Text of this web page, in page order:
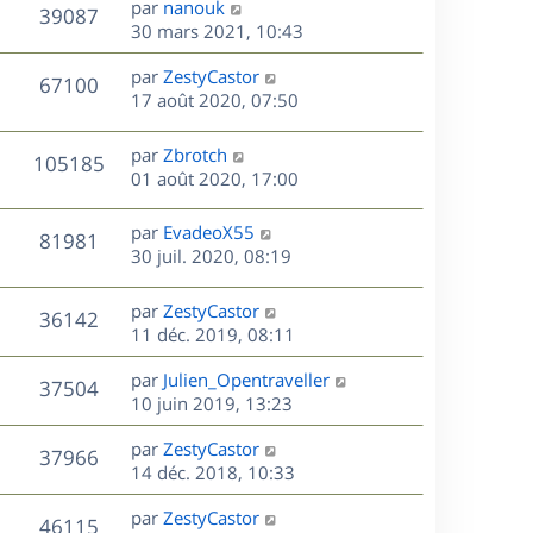
e
s
a
e
m
e
s
a
g
e
i
e
r
m
s
a
g
e
39087V
u
D
e
r
n
i
r
m
s
a
g
e
par nanouk
30 mars 2021, 10:43
67100V
u
e
s
D
e
i
e
r
m
e
s
s
a
g
e
par ZestyCastor
17 août 2020, 07:50
105185V
u
s
D
e
n
i
r
m
e
s
a
e
par Zbrotch
01 août 2020, 17:00
81981
u
e
D
e
n
i
e
r
m
e
s
s
a
g
par EvadeoX55
30 juil. 2020, 08:19
36142V
u
D
e
r
n
i
e
r
m
e
s
par ZestyCastor
11 déc. 2019, 08:11
37504V
u
e
D
e
r
n
i
e
r
par Julien_Opentraveller
10 juin 2019, 13:23
37966V
u
D
e
r
n
par ZestyCastor
14 déc. 2018, 10:33
46115V
D
par ZestyCastor